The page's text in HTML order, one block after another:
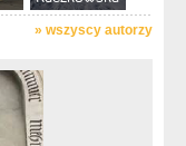
» wszyscy autorzy